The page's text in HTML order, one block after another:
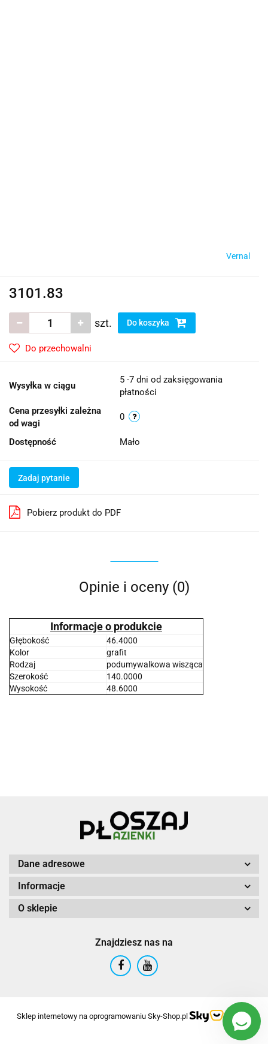
Vernal
3101.83
szt. Do koszyka
Do przechowalni
Wysyłka w ciągu
5 -7 dni od zaksięgowania
płatności
Cena przesyłki zależna
od wagi
0
Dostępność Mało
Zadaj pytanie
Pobierz produkt do PDF
Opinie i oceny (0)
Informacje o produkcie
Głębokość
46.4000
Kolor
grafit
Rodzaj
podumywalkowa wisząca
Szerokość
140.0000
Wysokość
48.6000
Dane adresowe
Informacje
O sklepie
Znajdziesz nas na
Sklep internetowy na oprogramowaniu Sky-Shop.pl